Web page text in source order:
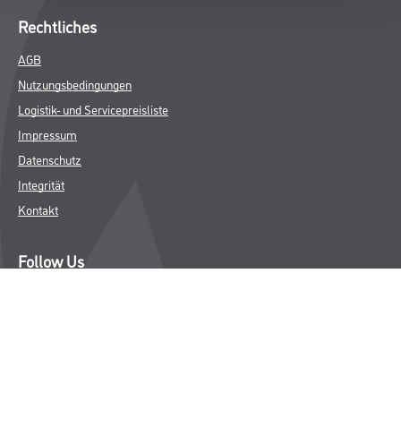
Rechtliches
AGB
Nutzungsbedingungen
Logistik- und Servicepreisliste
Impressum
Datenschutz
Integrität
Kontakt
Follow Us